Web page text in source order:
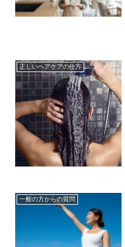
正しいヘアケアの仕方
一般の方からの質問